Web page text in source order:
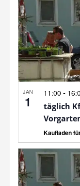
JAN
1
11:00 -
täglich
Kaufladen